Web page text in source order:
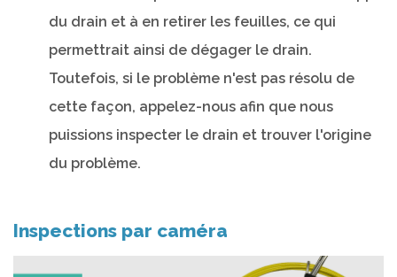
du drain et à en retirer les feuilles, ce qui
permettrait ainsi de dégager le drain.
Toutefois, si le problème n'est pas résolu de
cette façon, appelez-nous afin que nous
puissions inspecter le drain et trouver l'origine
du problème.
Inspections par caméra